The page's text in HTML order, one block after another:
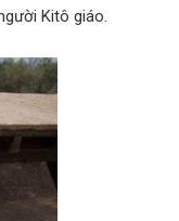
Kitô giáo.